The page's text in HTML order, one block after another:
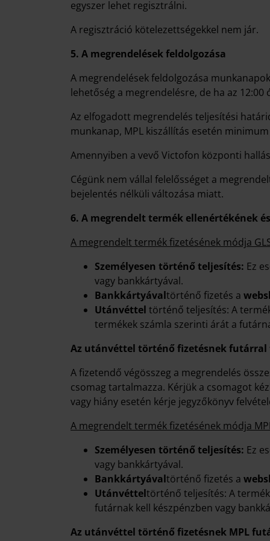
egyszer lehet regisztrálni.
A regisztráció kötelezettségekkel nem jár.
5. A megrendelések feldolgozása
A megrendelések feldolgozása
lehetőség a megrendelésre, de ha az
Az elfogadott megrendelés teljesítési
munkanap, MPL kiszállítás esetén
Amennyiben a vevő Victofon központi
Cégünk nem vállal felelősséget a
bejelentés nélküli változása miatt.
6. A megrendelt termék ellenértékének
A megrendelt termék fizetésének módja
Személyesen történő teljesítés: Ez
vagy bankkártyával.
Bankkártyávaltörténő fizetés a
Utánvéttel történő teljesítés: A
termékek számla szerinti árát a
Az utánvéttel történő fizetésnek futárral
A fizetendő végösszeg a megrendelés
csomag tartalmazza. Kérjük a csomagot
vagy hiány esetén kérje jegyzőkönyv
A megrendelt termék fizetésének módja
Személyesen történő teljesítés: Ez
vagy bankkártyával.
Bankkártyávaltörténő fizetés a
Utánvétteltörténő teljesítés: A
futárnak kell készpénzben vagy
Az utánvéttel történő fizetésnek MPL